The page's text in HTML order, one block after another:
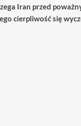
Iran przed
cierpliwość się